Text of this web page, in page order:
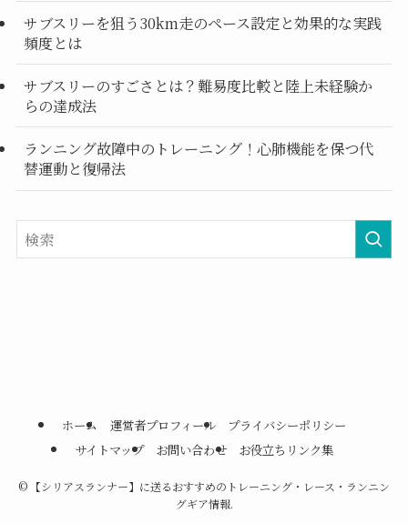
サブスリーを狙う30km走のペース設定と効果的な実践
頻度とは
サブスリーのすごさとは？難易度比較と陸上未経験か
らの達成法
ランニング故障中のトレーニング！心肺機能を保つ代
替運動と復帰法
ホーム 運営者プロフィール
プライバシーポリシー
サイトマップ
お問い合わせ お役立ちリンク集
© 【シリアスランナー】に送るおすすめのトレーニング・レース・ランニン
グギア情報.